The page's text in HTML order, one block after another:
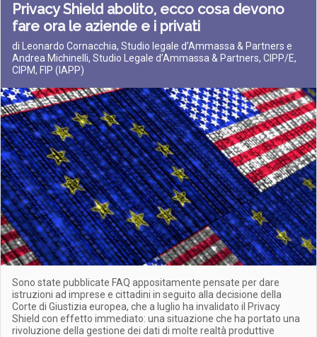
Privacy Shield abolito, ecco cosa devono
fare ora le aziende e i privati
di Leonardo Cornacchia, Studio legale d’Ammassa & Partners e
Andrea Michinelli, Studio Legale d’Ammassa & Partners, CIPP/E,
CIPM, FIP (IAPP)
Sono state pubblicate FAQ appositamente pensate per dare
istruzioni ad imprese e cittadini in seguito alla decisione della
Corte di Giustizia europea, che a luglio ha invalidato il Privacy
Shield con effetto immediato: una situazione che ha portato una
rivoluzione della gestione dei dati di molte realtà produttive